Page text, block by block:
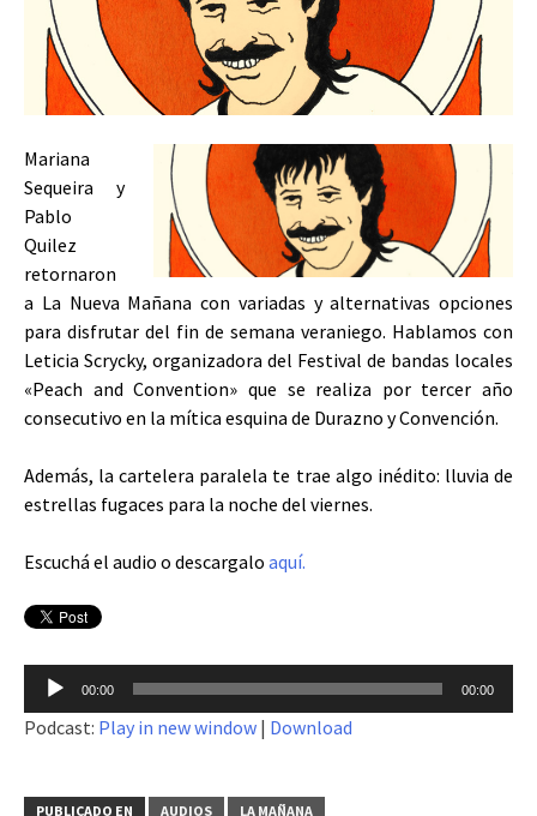
Mariana
Sequeira y
Pablo
Quilez
retornaron
a La Nueva Mañana con variadas y alternativas opciones
para disfrutar del fin de semana veraniego. Hablamos con
Leticia Scrycky, organizadora del Festival de bandas locales
«Peach and Convention» que se realiza por tercer año
consecutivo en la mítica esquina de Durazno y Convención.
Además, la cartelera paralela te trae algo inédito: lluvia de
estrellas fugaces para la noche del viernes.
Escuchá el audio o descargalo aquí.
Reproductor
audio
00:00 00:00
Podcast: Play in new window | Download
PUBLICADO EN AUDIOS
LA MAÑANA